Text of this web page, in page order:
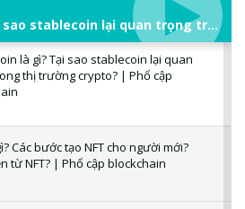
Stablecoin là gì? Tại sao stablecoin lại quan trọng trong thị trường crypto? | Phổ cập Blockchain
là gì? Tại sao stablecoin lại quan
thị trường crypto? | Phổ cập
Các bước tạo NFT cho người mới?
từ NFT? | Phổ cập blockchain